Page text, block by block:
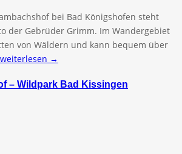
bei Bad Königshofen steht
der Gebrüder Grimm. Im Wandergebiet
von Wäldern und kann bequem über
weiterlesen →
– Wildpark Bad Kissingen